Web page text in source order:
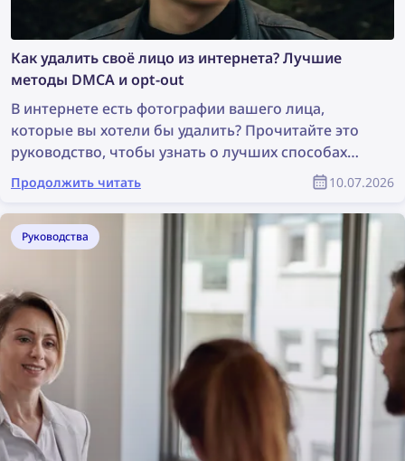
Как удалить своё лицо из интернета? Лучшие
методы DMCA и opt-out
В интернете есть фотографии вашего лица,
которые вы хотели бы удалить? Прочитайте это
руководство, чтобы узнать о лучших способах
поиска и удаления своих фотографий в сети!
Продолжить читать 10.07.2026
Руководства